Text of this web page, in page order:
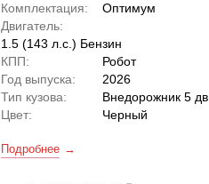
Комплектация:
Оптимум
Двигатель:
1.5 (143 л.с.) Бензин
КПП:
Робот
Год выпуска:
2026
Тип кузова:
Внедорожник 5 дв.
Цвет:
Черный
Подробнее